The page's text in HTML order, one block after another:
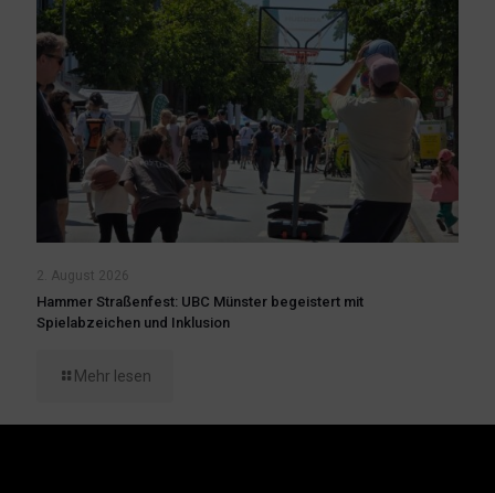
2. August 2026
Hammer Straßenfest: UBC Münster begeistert mit
Spielabzeichen und Inklusion
Mehr lesen